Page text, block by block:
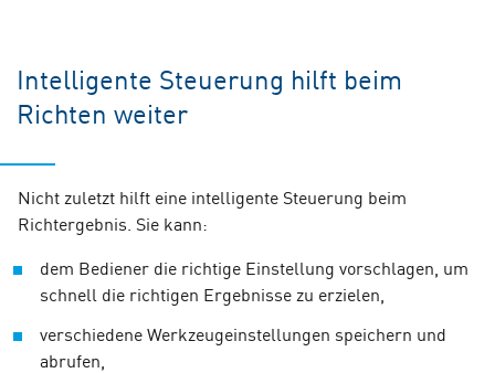
Intelligente Steuerung hilft beim
Richten weiter
Nicht zuletzt hilft eine intelligente Steuerung beim
Richtergebnis. Sie kann:
dem Bediener die richtige Einstellung vorschlagen, um
schnell die richtigen Ergebnisse zu erzielen,
verschiedene Werkzeugeinstellungen speichern und
abrufen,